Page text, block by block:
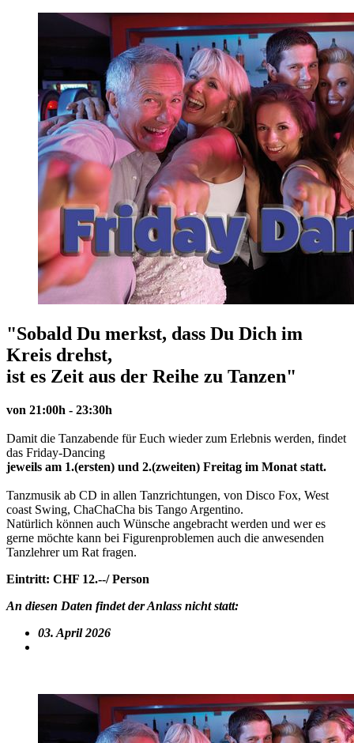
"Sobald Du merkst, dass Du Dich im
Kreis drehst,
ist es Zeit aus der Reihe zu Tanzen"
von 21:00h - 23:30h
Damit die Tanzabende für Euch wieder zum Erlebnis werden, findet
das Friday-Dancing
jeweils am 1.(ersten) und 2.(zweiten) Freitag im Monat statt.
Tanzmusik ab CD in allen Tanzrichtungen, von Disco Fox, West
coast Swing, ChaChaCha bis Tango Argentino.
Natürlich können auch Wünsche angebracht werden und wer es
gerne möchte kann bei Figurenproblemen auch die anwesenden
Tanzlehrer um Rat fragen.
Eintritt: CHF 12.--/ Person
An diesen Daten findet der Anlass nicht statt:
03. April 2026